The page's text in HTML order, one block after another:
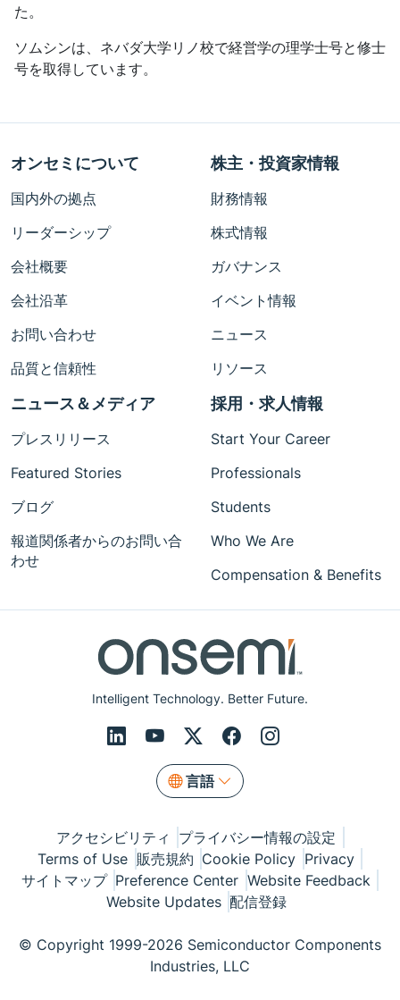
た。
ソムシンは、ネバダ大学リノ校で経営学の理学士号と修士
号を取得しています。
Intelligent Technology. Better Future.
言語
オンセミについて
国内外の拠点
リーダーシップ
会社概要
会社沿革
お問い合わせ
品質と信頼性
株主・投資家情報
財務情報
株式情報
ガバナンス
イベント情報
ニュース
リソース
ニュース＆メディア
プレスリリース
Featured Stories
ブログ
報道関係者からのお問い合
わせ
採用・求人情報
Start Your Career
Professionals
Students
Who We Are
Compensation & Benefits
アクセシビリティ
プライバシー情報の設定
Terms of Use 販売規約 Cookie Policy Privacy
サイトマップ Preference Center Website Feedback
Website Updates 配信登録
© Copyright 1999-2026 Semiconductor Components
Industries, LLC